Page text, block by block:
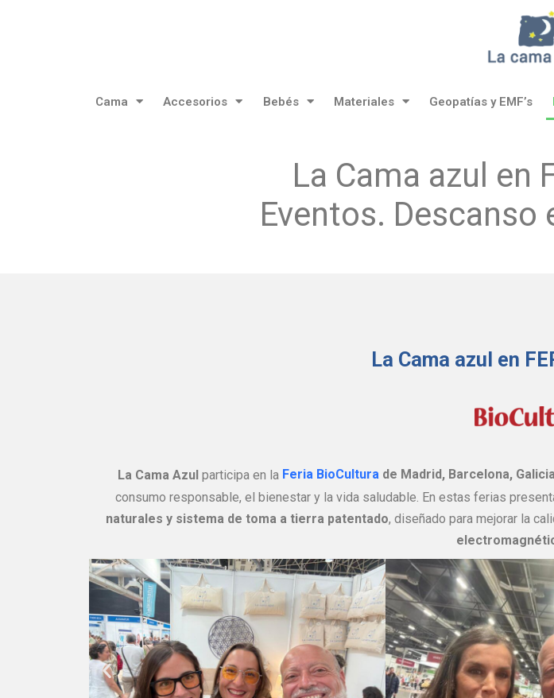
Cama Accesorios Bebés Materiales Geopatías y EMF’s
La Cama azul en
Eventos. Descanso
La Cama azul en
La Cama Azul participa en la Feria BioCultura de Madrid, Barcelona,
consumo responsable, el bienestar y la vida saludable. En estas ferias
naturales y sistema de toma a tierra patentado, diseñado para mejorar la